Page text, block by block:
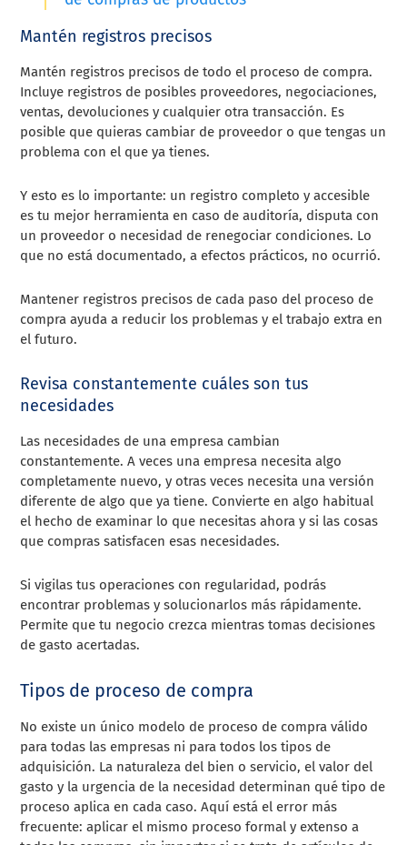
Mantén registros precisos
Mantén registros precisos de todo el proceso de compra.
Incluye registros de posibles proveedores, negociaciones,
ventas, devoluciones y cualquier otra transacción. Es
posible que quieras cambiar de proveedor o que tengas un
problema con el que ya tienes.
Y esto es lo importante: un registro completo y accesible
es tu mejor herramienta en caso de auditoría, disputa con
un proveedor o necesidad de renegociar condiciones. Lo
que no está documentado, a efectos prácticos, no ocurrió.
Mantener registros precisos de cada paso del proceso de
compra ayuda a reducir los problemas y el trabajo extra en
el futuro.
Revisa constantemente cuáles son tus
necesidades
Las necesidades de una empresa cambian
constantemente. A veces una empresa necesita algo
completamente nuevo, y otras veces necesita una versión
diferente de algo que ya tiene. Convierte en algo habitual
el hecho de examinar lo que necesitas ahora y si las cosas
que compras satisfacen esas necesidades.
Si vigilas tus operaciones con regularidad, podrás
encontrar problemas y solucionarlos más rápidamente.
Permite que tu negocio crezca mientras tomas decisiones
de gasto acertadas.
Tipos de proceso de compra
No existe un único modelo de proceso de compra válido
para todas las empresas ni para todos los tipos de
adquisición. La naturaleza del bien o servicio, el valor del
gasto y la urgencia de la necesidad determinan qué tipo de
proceso aplica en cada caso. Aquí está el error más
frecuente: aplicar el mismo proceso formal y extenso a